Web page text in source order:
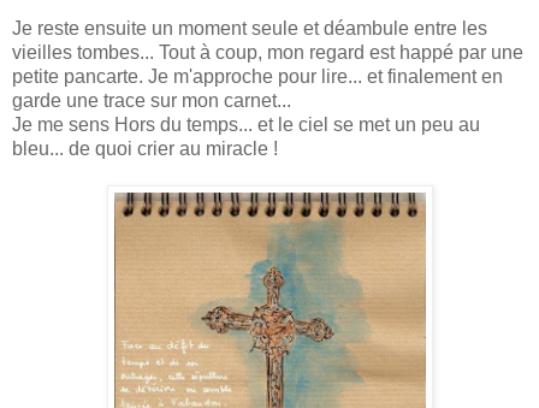
Je reste ensuite un moment seule et déambule entre les
vieilles tombes... Tout à coup, mon regard est happé par une
petite pancarte. Je m'approche pour lire... et finalement en
garde une trace sur mon carnet...
Je me sens Hors du temps... et le ciel se met un peu au
bleu... de quoi crier au miracle !